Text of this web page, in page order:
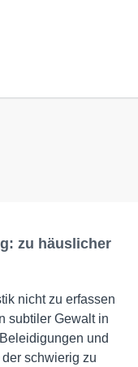
zu häuslicher
nicht zu erfassen
subtiler Gewalt in
und
schwierig zu